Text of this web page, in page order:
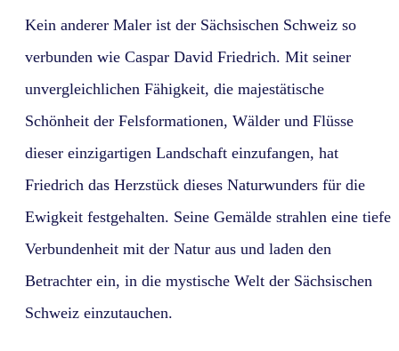
Kein anderer Maler ist der Sächsischen Schweiz so
verbunden wie Caspar David Friedrich. Mit seiner
unvergleichlichen Fähigkeit, die majestätische
Schönheit der Felsformationen, Wälder und Flüsse
dieser einzigartigen Landschaft einzufangen, hat
Friedrich das Herzstück dieses Naturwunders für die
Ewigkeit festgehalten. Seine Gemälde strahlen eine tiefe
Verbundenheit mit der Natur aus und laden den
Betrachter ein, in die mystische Welt der Sächsischen
Schweiz einzutauchen.